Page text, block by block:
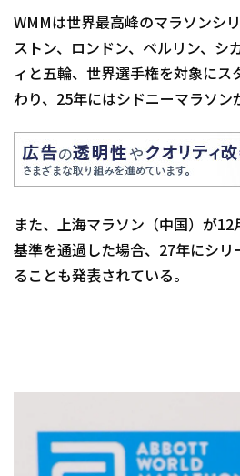
WMMは世界最高峰のマラソンシ
ストン、ロンドン、ベルリン、シ
ィと五輪、世界選手権を対象にス
わり、25年にはシドニーマラソン
また、上海マラソン（中国）が
基準を通過した場合、27年にシリ
ることも発表されている。